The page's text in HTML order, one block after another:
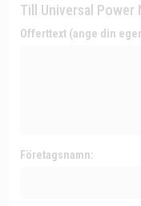
Till Universal Power
Offerttext (ange din
Företagsnamn: